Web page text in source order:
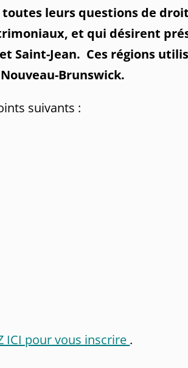
leurs questions de
et qui désirent
Saint-Jean. Ces régions
Brunswick.
suivants :
ICI pour vous inscrire .